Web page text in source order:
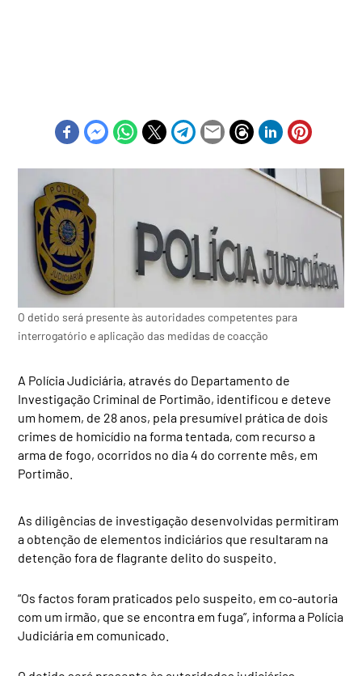
O detido será presente às autoridades competentes para
interrogatório e aplicação das medidas de coacção
A Polícia Judiciária, através do Departamento de
Investigação Criminal de Portimão, identificou e deteve
um homem, de 28 anos, pela presumível prática de dois
crimes de homicídio na forma tentada, com recurso a
arma de fogo, ocorridos no dia 4 do corrente mês, em
Portimão.
As diligências de investigação desenvolvidas permitiram
a obtenção de elementos indiciários que resultaram na
detenção fora de flagrante delito do suspeito.
“Os factos foram praticados pelo suspeito, em co-autoria
com um irmão, que se encontra em fuga”, informa a Polícia
Judiciária em comunicado.